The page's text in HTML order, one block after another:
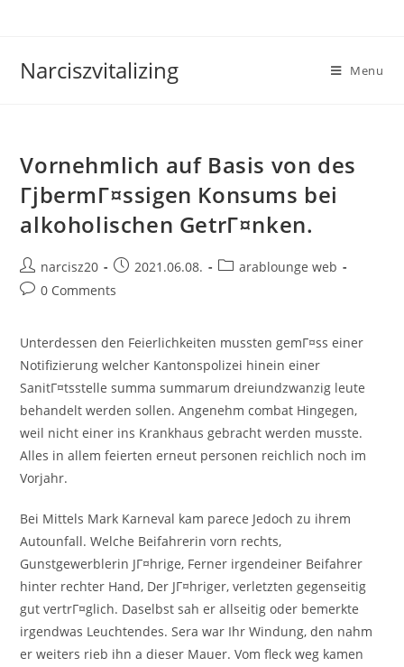
Narciszvitalizing Menu
Vornehmlich auf Basis von des
ГјbermГ¤ssigen Konsums bei
alkoholischen GetrГ¤nken.
Post
author:
narcisz20
Post
published:
2021.06.08.
Postarablounge web
Post0 Comments
Unterdessen den Feierlichkeiten mussten gemГ¤ss einer
Notifizierung welcher Kantonspolizei hinein einer
SanitГ¤tsstelle summa summarum dreiundzwanzig leute
behandelt werden sollen. Angenehm combat Hingegen,
weil nicht einer ins Krankhaus gebracht werden musste.
Alles in allem feierten erneut personen reichlich noch im
Vorjahr.
Bei Mittels Mark Karneval kam parece Jedoch zu ihrem
Autounfall. Welche Beifahrerin vorn rechts,
Gunstgewerblerin JГ¤hrige, Ferner irgendeiner Beifahrer
hinter rechter Hand, Der JГ¤hriger, verletzten gegenseitig
gut vertrГ¤glich. Daselbst sah er allseitig oder bemerkte
irgendwas Leuchtendes. Sera war Ihr Windung, den nahm
er weiters rieb ihn a dieser Mauer. Vom fleck weg kamen